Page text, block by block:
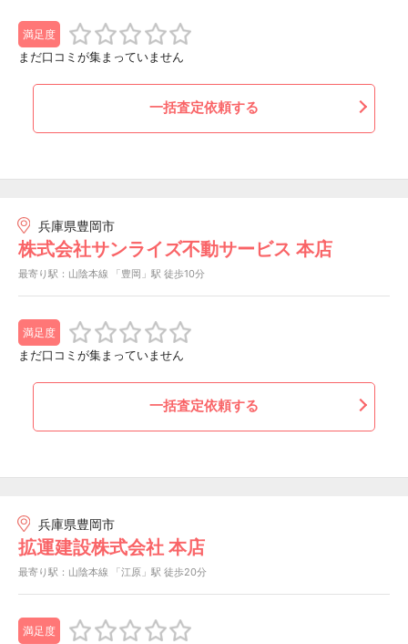
満足度
まだ口コミが集まっていません
一括査定依頼する
兵庫県豊岡市
株式会社サンライズ不動サービス 本店
最寄り駅：山陰本線 「豊岡」駅 徒歩10分
満足度
まだ口コミが集まっていません
一括査定依頼する
兵庫県豊岡市
拡運建設株式会社 本店
最寄り駅：山陰本線 「江原」駅 徒歩20分
満足度